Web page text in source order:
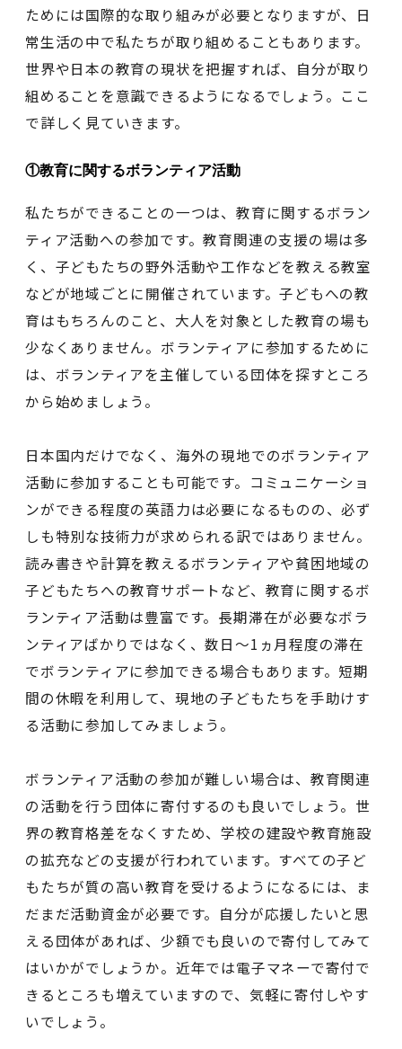
ためには国際的な取り組みが必要となりますが、日
常生活の中で私たちが取り組めることもあります。
世界や日本の教育の現状を把握すれば、自分が取り
組めることを意識できるようになるでしょう。ここ
で詳しく見ていきます。
①教育に関するボランティア活動
私たちができることの一つは、教育に関するボラン
ティア活動への参加です。教育関連の支援の場は多
く、子どもたちの野外活動や工作などを教える教室
などが地域ごとに開催されています。子どもへの教
育はもちろんのこと、大人を対象とした教育の場も
少なくありません。ボランティアに参加するために
は、ボランティアを主催している団体を探すところ
から始めましょう。
日本国内だけでなく、海外の現地でのボランティア
活動に参加することも可能です。コミュニケーショ
ンができる程度の英語力は必要になるものの、必ず
しも特別な技術力が求められる訳ではありません。
読み書きや計算を教えるボランティアや貧困地域の
子どもたちへの教育サポートなど、教育に関するボ
ランティア活動は豊富です。長期滞在が必要なボラ
ンティアばかりではなく、数日〜1ヵ月程度の滞在
でボランティアに参加できる場合もあります。短期
間の休暇を利用して、現地の子どもたちを手助けす
る活動に参加してみましょう。
ボランティア活動の参加が難しい場合は、教育関連
の活動を行う団体に寄付するのも良いでしょう。世
界の教育格差をなくすため、学校の建設や教育施設
の拡充などの支援が行われています。すべての子ど
もたちが質の高い教育を受けるようになるには、ま
だまだ活動資金が必要です。自分が応援したいと思
える団体があれば、少額でも良いので寄付してみて
はいかがでしょうか。近年では電子マネーで寄付で
きるところも増えていますので、気軽に寄付しやす
いでしょう。